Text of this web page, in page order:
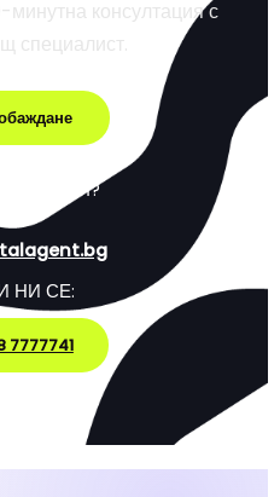
консултация с
специалист.
емейл?
НИ СЕ:
7777741